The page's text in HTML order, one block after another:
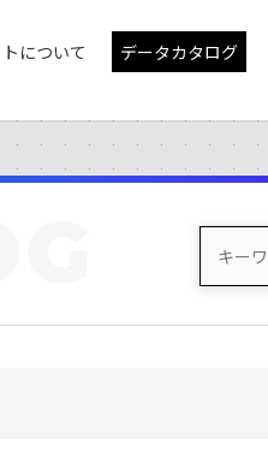
について データカタログ